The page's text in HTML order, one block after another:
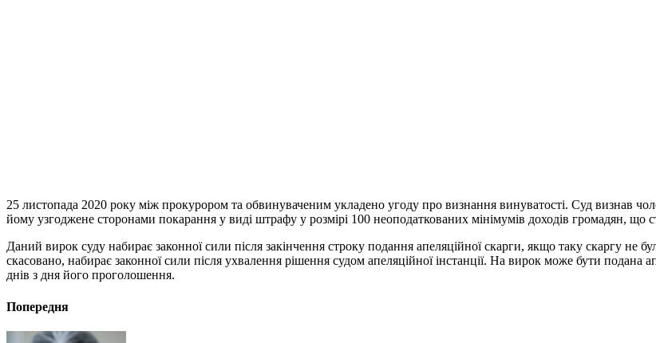
25 листопада 2020 року між прокурором та обвинуваченим укладено угоду про визнання винуватості. Суд визнав
йому узгоджене сторонами покарання у виді штрафу у розмірі 100 неоподаткованих мінімумів доходів громадян, що
Даний вирок суду набирає законної сили після закінчення строку подання апеляційної скарги, якщо таку скаргу не
скасовано, набирає законної сили після ухвалення рішення судом апеляційної інстанції. На вирок може бути подана
днів з дня його проголошення.
Попередня